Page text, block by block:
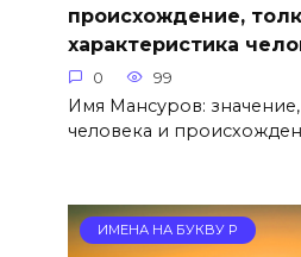
происхождение,
характеристика
0 99
Имя Мансуров:
человека и
ИМЕНА НА БУКВУ Р